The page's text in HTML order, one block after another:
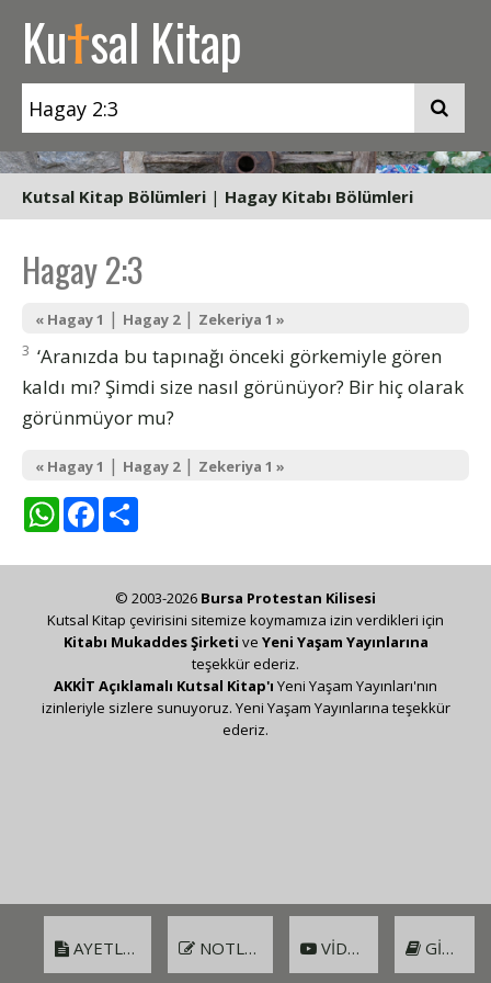
Kutsal Kitap
Kutsal Kitap Bölümleri | Hagay Kitabı Bölümleri
Hagay 2:3
« Hagay 1 | Hagay 2| Zekeriya 1 »
3 ‘Aranızda bu tapınağı önceki görkemiyle gören
kaldı mı? Şimdi size nasıl görünüyor? Bir hiç olarak
görünmüyor mu?
« Hagay 1 | Hagay 2| Zekeriya 1 »
WhatsAppFacebook
AYETLER NOTLAR VIDEO GIRIŞ
© 2003-2026 Bursa Protestan Kilisesi
Kutsal Kitap çevirisini sitemize koymamıza izin verdikleri için
Kitabı Mukaddes Şirketi ve Yeni Yaşam Yayınlarına
teşekkür ederiz.
AKKİT Açıklamalı Kutsal Kitap'ı Yeni Yaşam Yayınları'nın
izinleriyle sizlere sunuyoruz. Yeni Yaşam Yayınlarına teşekkür
ederiz.